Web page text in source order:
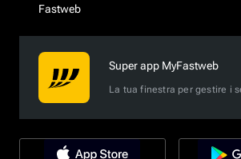
Fastweb
Super app MyFastweb
La tua finestra per gestire i